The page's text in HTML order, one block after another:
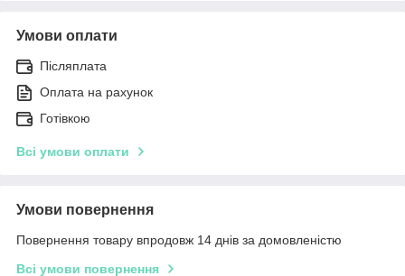
Умови оплати
Післяплата
Оплата на рахунок
Готівкою
Всі умови оплати
Умови повернення
Повернення товару впродовж 14 днів за домовленістю
Всі умови повернення